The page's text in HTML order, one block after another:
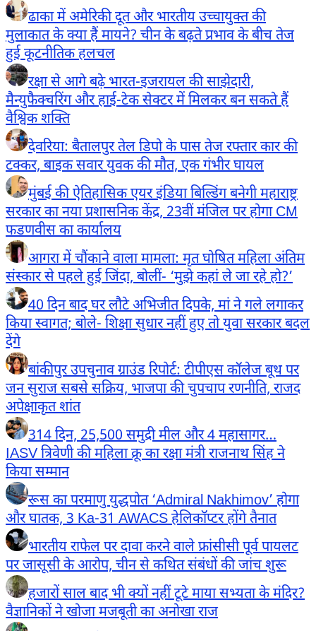
ढाका में अमेरिकी दूत और भारतीय उच्चायुक्त की
मुलाकात के क्या हैं मायने? चीन के बढ़ते प्रभाव के बीच तेज
हुई कूटनीतिक हलचल
रक्षा से आगे बढ़े भारत-इजरायल की साझेदारी,
मैन्युफैक्चरिंग और हाई-टेक सेक्टर में मिलकर बन सकते हैं
वैश्विक शक्ति
देवरिया: बैतालपुर तेल डिपो के पास तेज रफ्तार कार की
टक्कर, बाइक सवार युवक की मौत, एक गंभीर घायल
मुंबई की ऐतिहासिक एयर इंडिया बिल्डिंग बनेगी महाराष्ट्र
सरकार का नया प्रशासनिक केंद्र, 23वीं मंजिल पर होगा CM
फडणवीस का कार्यालय
आगरा में चौंकाने वाला मामला: मृत घोषित महिला अंतिम
संस्कार से पहले हुई जिंदा, बोलीं- ‘मुझे कहां ले जा रहे हो?’
40 दिन बाद घर लौटे अभिजीत दिपके, मां ने गले लगाकर
किया स्वागत; बोले- शिक्षा सुधार नहीं हुए तो युवा सरकार बदल
देंगे
बांकीपुर उपचुनाव ग्राउंड रिपोर्ट: टीपीएस कॉलेज बूथ पर
जन सुराज सबसे सक्रिय, भाजपा की चुपचाप रणनीति, राजद
अपेक्षाकृत शांत
314 दिन, 25,500 समुद्री मील और 4 महासागर…
IASV त्रिवेणी की महिला क्रू का रक्षा मंत्री राजनाथ सिंह ने
किया सम्मान
रूस का परमाणु युद्धपोत ‘Admiral Nakhimov’ होगा
और घातक, 3 Ka-31 AWACS हेलिकॉप्टर होंगे तैनात
भारतीय राफेल पर दावा करने वाले फ्रांसीसी पूर्व पायलट
पर जासूसी के आरोप, चीन से कथित संबंधों की जांच शुरू
हजारों साल बाद भी क्यों नहीं टूटे माया सभ्यता के मंदिर?
वैज्ञानिकों ने खोजा मजबूती का अनोखा राज